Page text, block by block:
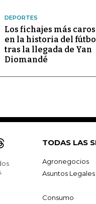
DEPORTES
Los fichajes más caros
en la historia del
tras la llegada de Yan
Diomandé
TODAS LAS
Agronegocios
Asuntos Legales
Consumo